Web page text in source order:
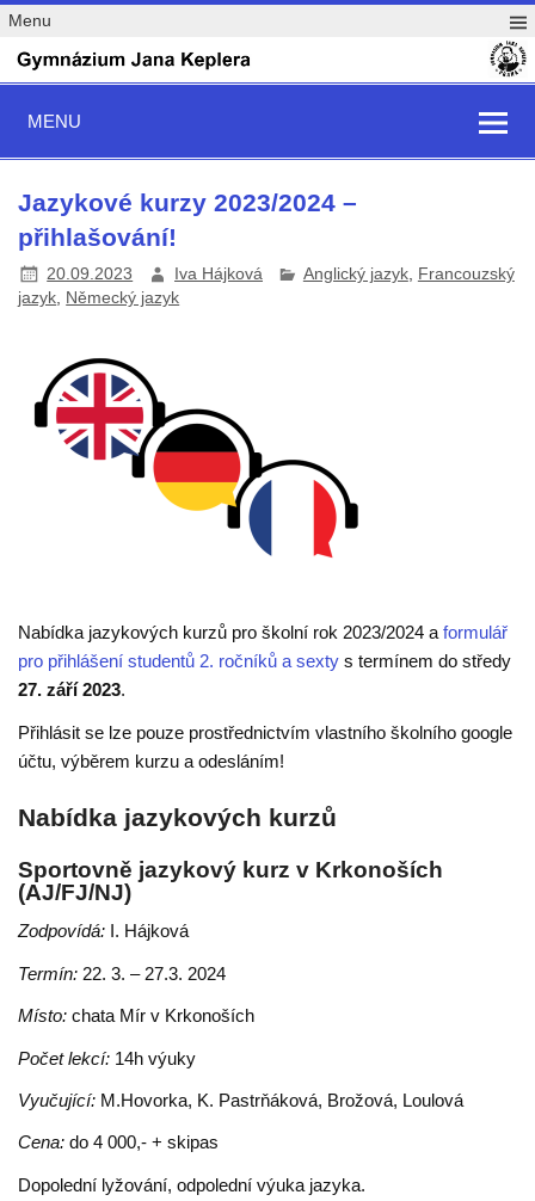
Menu
MENU
Jazykové kurzy 2023/2024 –
přihlašování!
20.09.2023 Iva Hájková Anglický jazyk,
Francouzský
jazyk, Německý jazyk
Nabídka jazykových kurzů pro školní rok 2023/2024 aformulář
pro přihlášení studentů 2. ročníků a sexty s termínem do středy
27. září 2023.
Přihlásit se lze pouze prostřednictvím vlastního školního google
účtu, výběrem kurzu a odesláním!
Nabídka jazykových kurzů
Sportovně jazykový kurz v Krkonoších
(AJ/FJ/NJ)
Zodpovídá: I. Hájková
Termín: 22. 3. – 27.3. 2024
Místo: chata Mír v Krkonoších
Počet lekcí: 14h výuky
Vyučující: M.Hovorka, K. Pastrňáková, Brožová, Loulová
Cena: do 4 000,- + skipas
Dopolední lyžování, odpolední výuka jazyka.